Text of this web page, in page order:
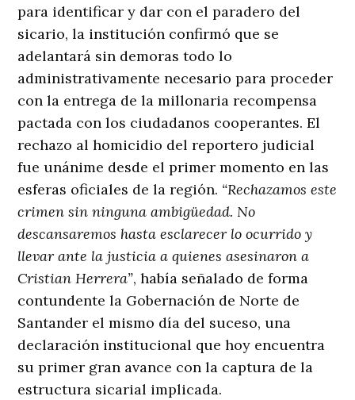
para identificar y dar con el paradero del
sicario, la institución confirmó que se
adelantará sin demoras todo lo
administrativamente necesario para proceder
con la entrega de la millonaria recompensa
pactada con los ciudadanos cooperantes. El
rechazo al homicidio del reportero judicial
fue unánime desde el primer momento en las
esferas oficiales de la región. “Rechazamos este
crimen sin ninguna ambigüedad. No
descansaremos hasta esclarecer lo ocurrido y
llevar ante la justicia a quienes asesinaron a
Cristian Herrera”, había señalado de forma
contundente la Gobernación de Norte de
Santander el mismo día del suceso, una
declaración institucional que hoy encuentra
su primer gran avance con la captura de la
estructura sicarial implicada.